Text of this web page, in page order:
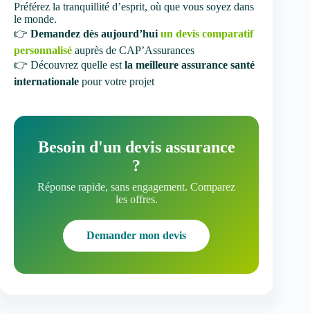
Préférez la tranquillité d’esprit, où que vous soyez dans
le monde.
👉 Demandez dès aujourd’hui un devis comparatif
personnalisé auprès de CAP’Assurances
👉 Découvrez quelle est la meilleure assurance santé
internationale pour votre projet
Besoin d'un devis assurance
?
Réponse rapide, sans engagement. Comparez
les offres.
Demander mon devis